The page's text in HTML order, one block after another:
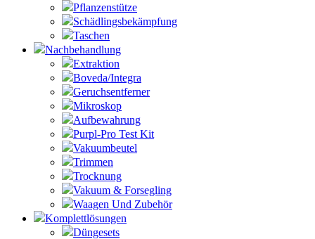
Pflanzenstütze
Schädlingsbekämpfung
Taschen
Nachbehandlung
Extraktion
Boveda/Integra
Geruchsentferner
Mikroskop
Aufbewahrung
Purpl-Pro Test Kit
Vakuumbeutel
Trimmen
Trocknung
Vakuum & Forsegling
Waagen Und Zubehör
Komplettlösungen
Düngesets